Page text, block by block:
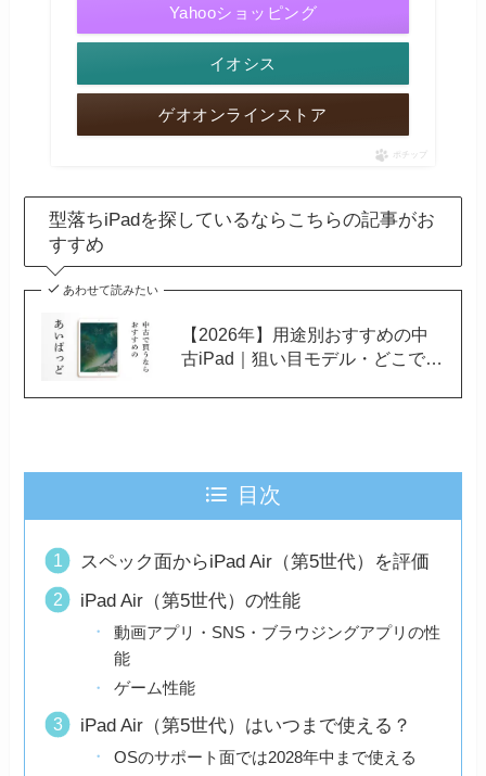
Yahooショッピング
イオシス
ゲオオンラインストア
ポチップ
型落ちiPadを探しているならこちらの記事がお
すすめ
あわせて読みたい
【2026年】用途別おすすめの中
古iPad｜狙い目モデル・どこで買
目次
スペック面からiPad Air（第5世代）を評価
iPad Air（第5世代）の性能
動画アプリ・SNS・ブラウジングアプリの性
能
ゲーム性能
iPad Air（第5世代）はいつまで使える？
OSのサポート面では2028年中まで使える